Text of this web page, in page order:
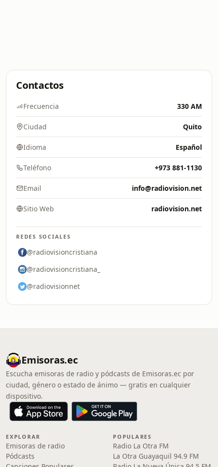
Contactos
Frecuencia 330 AM
Ciudad Quito
Idioma Español
Teléfono +973 881-1130
Email info@radiovision.net
Sitio Web radiovision.net
REDES SOCIALES
@radiovisioncristiana
@radiovisioncristiana_
@radiovisionnet
Emisoras.ec
Escucha emisoras de radio y pódcasts de Emisoras.ec por
ciudad, género o estado de ánimo — gratis en cualquier
dispositivo.
EXPLORAR
Emisoras de radio
Pódcasts
POPULARES
Radio La Otra FM
La Otra Guayaquil 94.9 FM